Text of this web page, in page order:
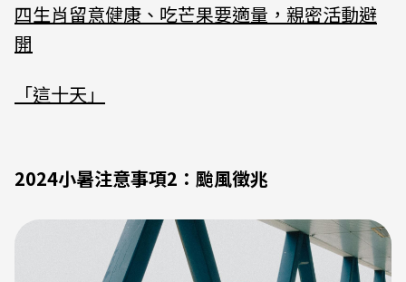
四生肖留意健康、吃芒果要適量，親密活動避
開
「這十天」
2024小暑注意事項2：颱風徵兆